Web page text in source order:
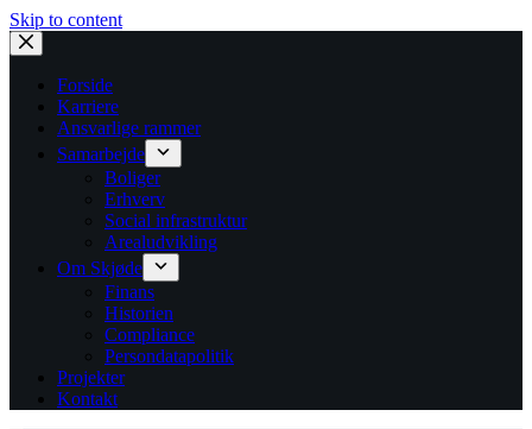
Skip to content
Forside
Karriere
Ansvarlige rammer
Samarbejde
Boliger
Erhverv
Social infrastruktur
Arealudvikling
Om Skjøde
Finans
Historien
Compliance
Persondatapolitik
Projekter
Kontakt